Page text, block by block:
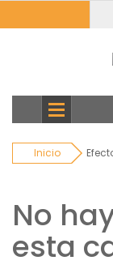
categorias
Inicio
No
esta